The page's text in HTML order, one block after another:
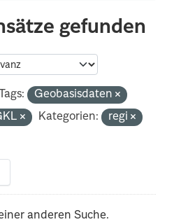
gefunden
Tags:
Geobasisdaten
Kategorien:
regi
anderen Suche.